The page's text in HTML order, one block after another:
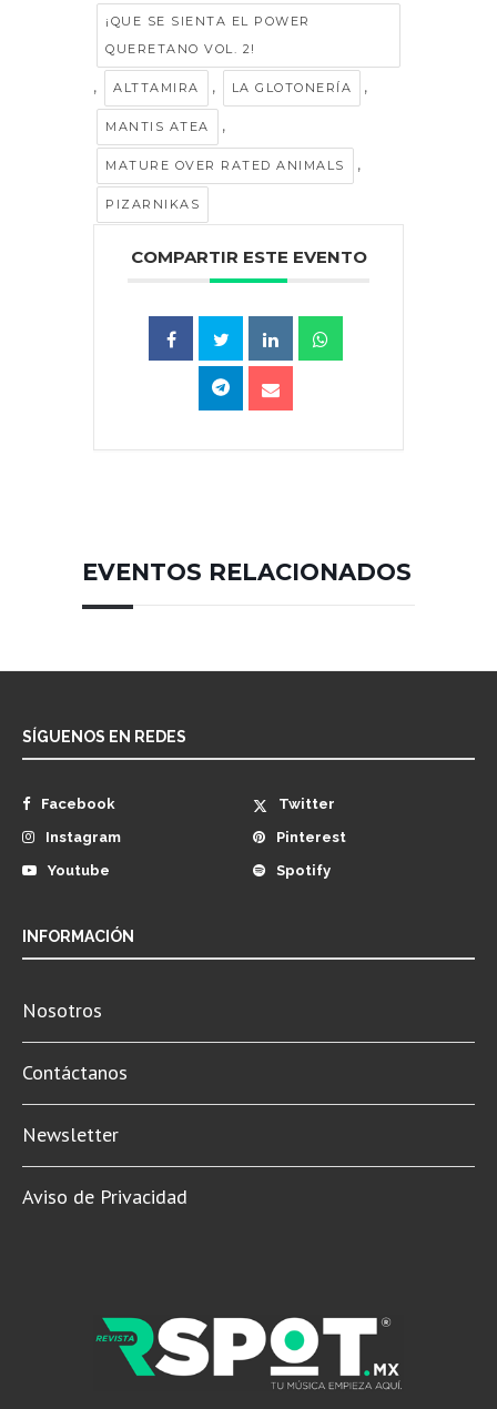
¡QUE SE SIENTA EL POWER
QUERETANO VOL. 2!
, ALTTAMIRA , LA GLOTONERÍA ,
MANTIS ATEA ,
MATURE OVER RATED ANIMALS ,
PIZARNIKAS
COMPARTIR ESTE EVENTO
EVENTOS RELACIONADOS
SÍGUENOS EN REDES
Facebook
Twitter
Instagram
Pinterest
Youtube
Spotify
INFORMACIÓN
Nosotros
Contáctanos
Newsletter
Aviso de Privacidad